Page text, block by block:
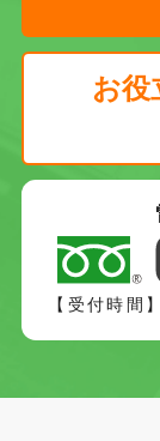
お役
【受付時間